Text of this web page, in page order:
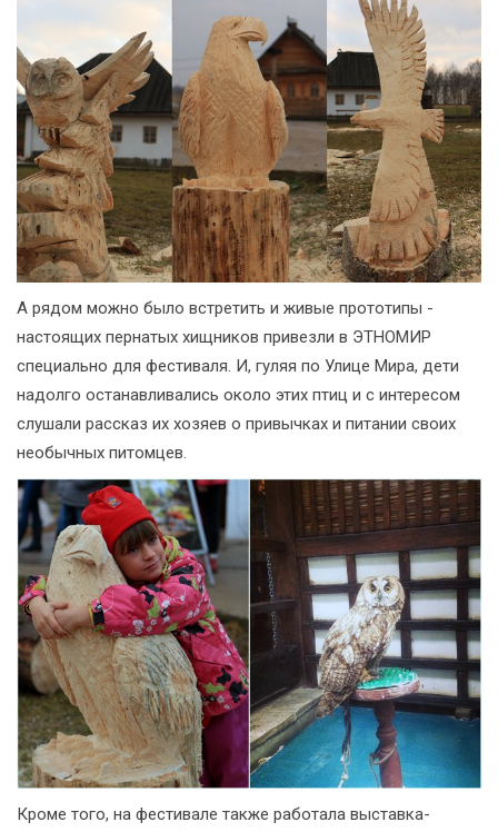
А рядом можно было встретить и живые прототипы -
настоящих пернатых хищников привезли в ЭТНОМИР
специально для фестиваля. И, гуляя по Улице Мира, дети
надолго останавливались около этих птиц и с интересом
слушали рассказ их хозяев о привычках и питании своих
необычных питомцев.
Кроме того, на фестивале также работала выставка-